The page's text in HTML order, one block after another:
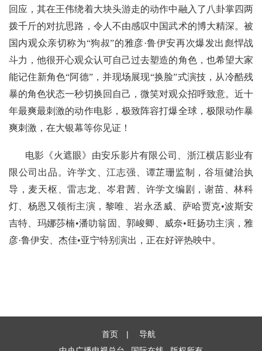
回应，其在王伟绕着大块头游走的动作中融入了八卦掌四两
拨千斤的对抗思路，令人不由感叹中国武术的博大精深。被
国内观众亲切称为“狗叔”的雅彦·鲁伊安再次爆发出彪悍战
斗力，他很开心观众认可自己过去塑造的角色，也希望大家
能记住新角色“阿德”，并现场展现“换脸”式演技，从冷酷残
暴的角色状态一秒切换回自己，微笑对观众招呼致意。近十
年最爽最刺激的动作电影，极致阵容打爆全球，极限动作暴
爽刺激，在大银幕等你见证！
电影《火遮眼》由安乐影片有限公司、浙江横店影业有
限公司出品。许学文、江志强、谭芷珊监制，谷垣健治执
导，麦天枢、雷志龙、岑君茜、许学文编剧，谢苗、林科
灯、杨恩又领衔主演，黎唯、岩永丞威、萨哈贾克•波斯安
吉特、玛娜莎楠•潘叻翁固、郭峻卿、威奈•旺扬功主演，雅
彦·鲁伊安、杰佳•亚宁特别演出，正在好评热映中。
首页 |
导航